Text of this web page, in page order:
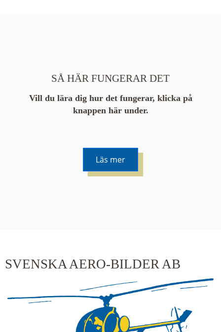
SÅ HÄR FUNGERAR DET
Vill du lära dig hur det fungerar, klicka på
knappen här under.
Läs mer
SVENSKA AERO-BILDER AB